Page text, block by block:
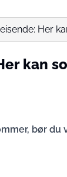
Her
kan
bør